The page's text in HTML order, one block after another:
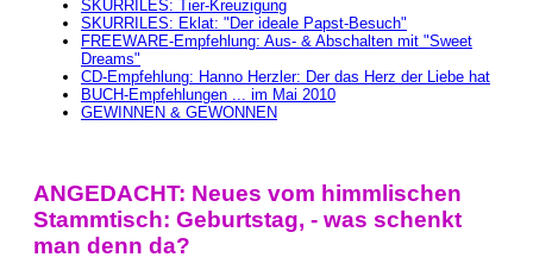
SKURRILES: Tier-Kreuzigung
SKURRILES: Eklat: "Der ideale Papst-Besuch"
FREEWARE-Empfehlung: Aus- & Abschalten mit "Sweet
Dreams"
CD-Empfehlung: Hanno Herzler: Der das Herz der Liebe hat
BUCH-Empfehlungen ... im Mai 2010
GEWINNEN & GEWONNEN
ANGEDACHT: Neues vom himmlischen
Stammtisch: Geburtstag, - was schenkt
man denn da?